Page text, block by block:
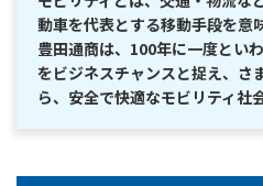
動車を代表とする移動手段を意
豊田通商は、100年に一度とい
をビジネスチャンスと捉え、さ
ら、安全で快適なモビリティ社